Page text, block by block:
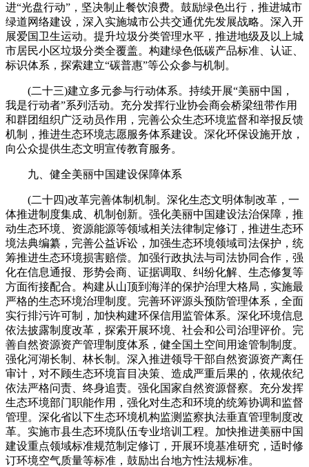
进“光盘行动”，坚决制止餐饮浪费。鼓励绿色出行，推进城市
绿道网络建设，深入实施城市公共交通优先发展战略。深入开
展爱国卫生运动。提升垃圾分类管理水平，推进地级及以上城
市居民小区垃圾分类全覆盖。构建绿色低碳产品标准、认证、
标识体系，探索建立“碳普惠”等公众参与机制。
(二十三)建立多元参与行动体系。持续开展“美丽中国，
我是行动者”系列活动。充分发挥行业协会商会桥梁纽带作用
和群团组织广泛动员作用，完善公众生态环境监督和举报反馈
机制，推进生态环境志愿服务体系建设。深化环保设施开放，
向公众提供生态文明宣传教育服务。
九、健全美丽中国建设保障体系
(二十四)改革完善体制机制。深化生态文明体制改革，一
体推进制度集成、机制创新。强化美丽中国建设法治保障，推
动生态环境、资源能源等领域相关法律制定修订，推进生态环
境法典编纂，完善公益诉讼，加强生态环境领域司法保护，统
筹推进生态环境损害赔偿。加强行政执法与司法协同合作，强
化在信息通报、形势会商、证据调取、纠纷化解、生态修复等
方面衔接配合。构建从山顶到海洋的保护治理大格局，实施最
严格的生态环境治理制度。完善环评源头预防管理体系，全面
实行排污许可制，加快构建环保信用监管体系。深化环境信息
依法披露制度改革，探索开展环境、社会和公司治理评价。完
善自然资源资产管理制度体系，健全国土空间用途管制制度。
强化河湖长制、林长制。深入推进领导干部自然资源资产离任
审计，对不顾生态环境盲目决策、造成严重后果的，依规依纪
依法严格问责、终身追责。强化国家自然资源督察。充分发挥
生态环境部门职能作用，强化对生态和环境的统筹协调和监督
管理。深化省以下生态环境机构监测监察执法垂直管理制度改
革。实施市县生态环境队伍专业培训工程。加快推进美丽中国
建设重点领域标准规范制定修订，开展环境基准研究，适时修
订环境空气质量等标准，鼓励出台地方性法规标准。